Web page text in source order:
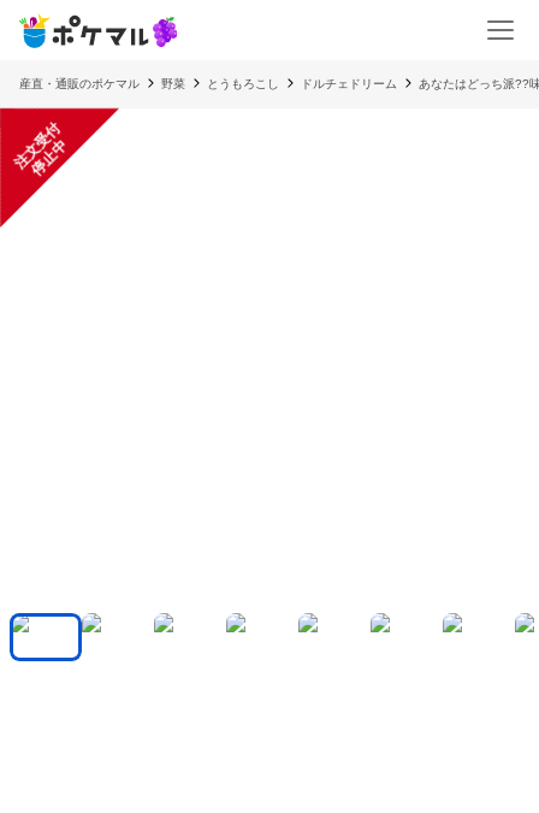
産直・通販のポケマル 野菜 とうもろこし ドルチェドリーム あなたはどっち派??
注
文
受
付
停
止
中